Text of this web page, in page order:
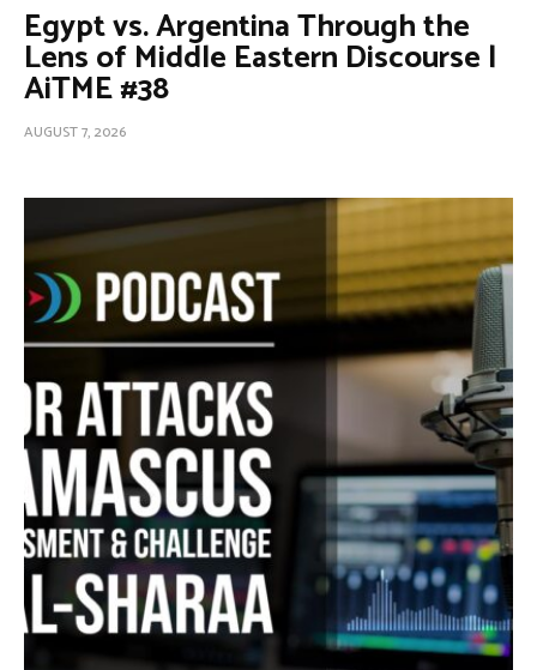
Egypt vs. Argentina Through the
Lens of Middle Eastern Discourse |
AiTME #38
AUGUST 7, 2026